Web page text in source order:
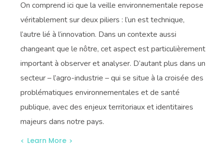
On comprend ici que la veille environnementale repose
véritablement sur deux piliers : l’un est technique,
l’autre lié à l’innovation. Dans un contexte aussi
changeant que le nôtre, cet aspect est particulièrement
important à observer et analyser. D’autant plus dans un
secteur – l’agro-industrie – qui se situe à la croisée des
problématiques environnementales et de santé
publique, avec des enjeux territoriaux et identitaires
majeurs dans notre pays.
Learn More